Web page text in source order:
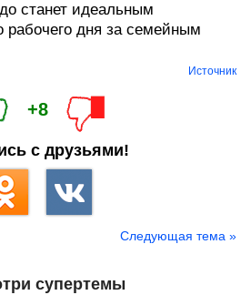
станет идеальным
рабочего дня за семейным
Источник
+8
с друзьями!
Следующая тема »
супертемы